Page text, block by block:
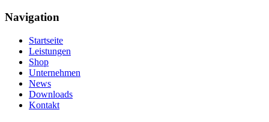
Navigation
Startseite
Leistungen
Shop
Unternehmen
News
Downloads
Kontakt